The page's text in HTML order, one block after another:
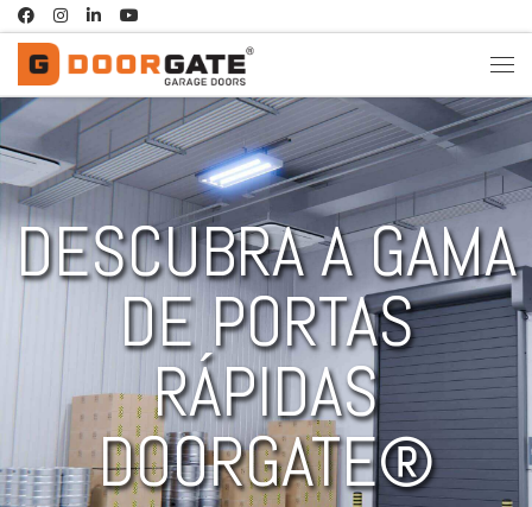
Skip to content
DESCUBRA A GAMA
DE PORTAS
RÁPIDAS
DOORGATE®